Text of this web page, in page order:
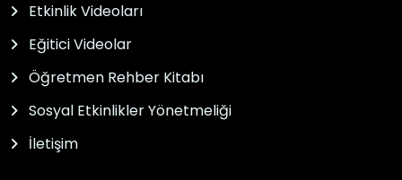
Etkinlik Videoları
Eğitici Videolar
Öğretmen Rehber Kitabı
Sosyal Etkinlikler Yönetmeliği
İletişim